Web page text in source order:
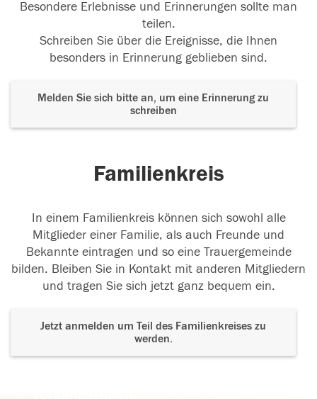
Besondere Erlebnisse und Erinnerungen sollte man
teilen.
Schreiben Sie über die Ereignisse, die Ihnen
besonders in Erinnerung geblieben sind.
Melden Sie sich bitte an, um eine Erinnerung zu
schreiben
Familienkreis
In einem Familienkreis können sich sowohl alle
Mitglieder einer Familie, als auch Freunde und
Bekannte eintragen und so eine Trauergemeinde
bilden. Bleiben Sie in Kontakt mit anderen Mitgliedern
und tragen Sie sich jetzt ganz bequem ein.
Jetzt anmelden um Teil des Familienkreises zu
werden.